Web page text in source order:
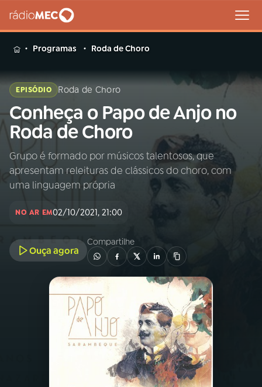
MENU
Buscar
na
Rádio
MEC
Buscar
Início AO VIVO
01INÍCIO
02A RÁDIO
PROGRAMAÇÃO
PROGRAMAS
Programas Roda de Choro
EPISÓDIO Roda de Choro
Conheça o Papo de Anjo no
Roda de Choro
Grupo é formado por músicos talentosos, que
apresentam releituras de clássicos do choro, com
uma linguagem própria
NO AR EM02/10/2021, 21:00
Ouça agora
Compartilhe